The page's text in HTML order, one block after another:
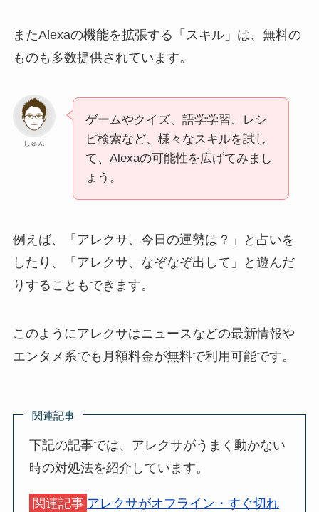
またAlexaの機能を拡張する「スキル」は、無料の
ものも多数提供されています。
しゅん
ゲームやクイズ、語学学習、レシ
ピ検索など、様々なスキルを試し
て、Alexaの可能性を広げてみまし
ょう。
例えば、「アレクサ、今日の運勢は？」と占いを
したり、「アレクサ、なぞなぞ出して」と遊んだ
りすることもできます。
このようにアレクサはニュースなどの最新情報や
エンタメ系でも月額料金が無料で利用可能です。
関連記事
下記の記事では、アレクサがうまく動かない
時の対処法を紹介しています。
関連記事 アレクサがオフライン・すぐ切れ